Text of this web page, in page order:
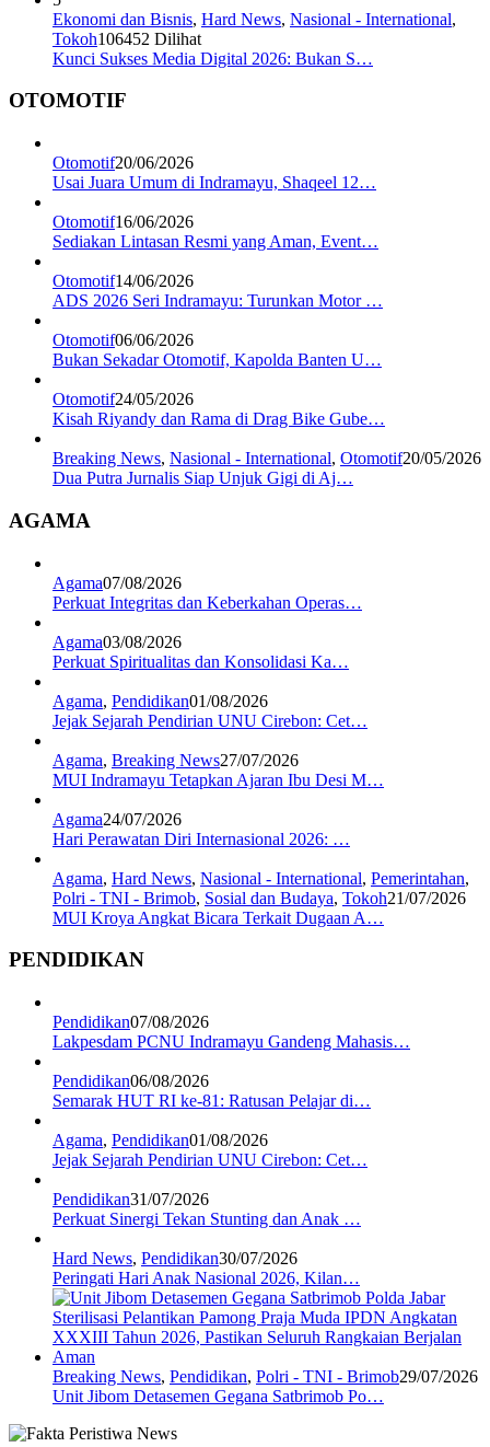
Ekonomi dan Bisnis, Hard News, Nasional - International,
Tokoh106452 Dilihat
Kunci Sukses Media Digital 2026: Bukan S…
OTOMOTIF
Otomotif20/06/2026
Usai Juara Umum di Indramayu, Shaqeel 12…
Otomotif16/06/2026
Sediakan Lintasan Resmi yang Aman, Event…
Otomotif14/06/2026
ADS 2026 Seri Indramayu: Turunkan Motor …
Otomotif06/06/2026
Bukan Sekadar Otomotif, Kapolda Banten U…
Otomotif24/05/2026
Kisah Riyandy dan Rama di Drag Bike Gube…
Breaking News, Nasional - International, Otomotif20/05/2026
Dua Putra Jurnalis Siap Unjuk Gigi di Aj…
AGAMA
Agama07/08/2026
Perkuat Integritas dan Keberkahan Operas…
Agama03/08/2026
Perkuat Spiritualitas dan Konsolidasi Ka…
Agama, Pendidikan01/08/2026
Jejak Sejarah Pendirian UNU Cirebon: Cet…
Agama, Breaking News27/07/2026
MUI Indramayu Tetapkan Ajaran Ibu Desi M…
Agama24/07/2026
Hari Perawatan Diri Internasional 2026: …
Agama, Hard News, Nasional - International, Pemerintahan,
Polri - TNI - Brimob, Sosial dan Budaya, Tokoh21/07/2026
MUI Kroya Angkat Bicara Terkait Dugaan A…
PENDIDIKAN
Pendidikan07/08/2026
Lakpesdam PCNU Indramayu Gandeng Mahasis…
Pendidikan06/08/2026
Semarak HUT RI ke-81: Ratusan Pelajar di…
Agama, Pendidikan01/08/2026
Jejak Sejarah Pendirian UNU Cirebon: Cet…
Pendidikan31/07/2026
Perkuat Sinergi Tekan Stunting dan Anak …
Hard News, Pendidikan30/07/2026
Peringati Hari Anak Nasional 2026, Kilan…
Breaking News, Pendidikan, Polri - TNI - Brimob29/07/2026
Unit Jibom Detasemen Gegana Satbrimob Po…